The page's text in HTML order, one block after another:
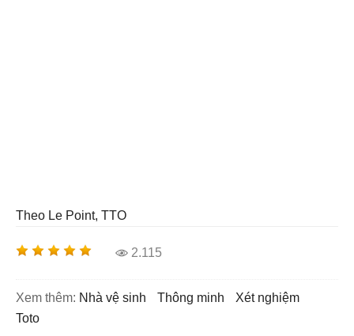
Theo Le Point, TTO
2.115
Xem thêm: Nhà vệ sinh thông minh
xét nghiệm
Toto